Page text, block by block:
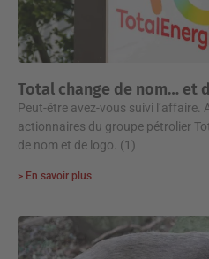
Total change de nom… et
Peut-être avez-vous suivi l’affaire.
actionnaires du groupe pétrolier
de nom et de logo. (1)
> En savoir plus